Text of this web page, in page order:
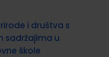
i društva s
sadržajima u
škole